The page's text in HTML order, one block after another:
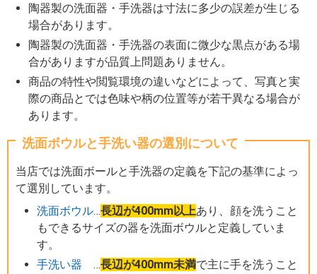
陶器製の洗面器・手洗器は寸法に多少の誤差が生じる
場合があります。
陶器製の洗面器・手洗器の表面に微少な黒点がある場
合がありますが品質上問題ありません。
商品の特性や閲覧環境の違いなどによって、写真と実
際の商品とでは色味や柄の位置等が若干異なる場合が
あります。
洗面ボウルと手洗い器の選別について
当店では洗面ボールと手洗器の定義を下記の基準によっ
て選別しています。
洗面ボウル…長辺が400mm以上あり、顔を洗うこと
もできるサイズの器を洗面ボウルと定義していま
す。
手洗い器 …長辺が400mm未満で主に手を洗うこと